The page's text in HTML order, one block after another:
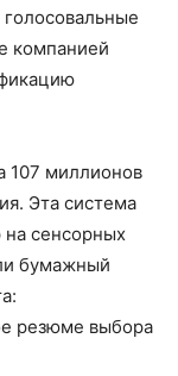
компанией
107 миллионов
Эта система
на сенсорных
бумажный
резюме выбора